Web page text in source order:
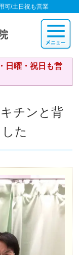
可/土日祝も営業
日曜・祝日も営
チンと背
た